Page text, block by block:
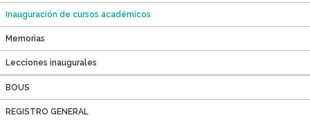
Inauguración de cursos académicos
Memorias
Lecciones inaugurales
BOUS
REGISTRO GENERAL